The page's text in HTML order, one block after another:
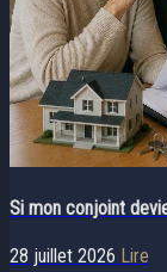
Si mon conjoint
28 juillet 2026 Lire